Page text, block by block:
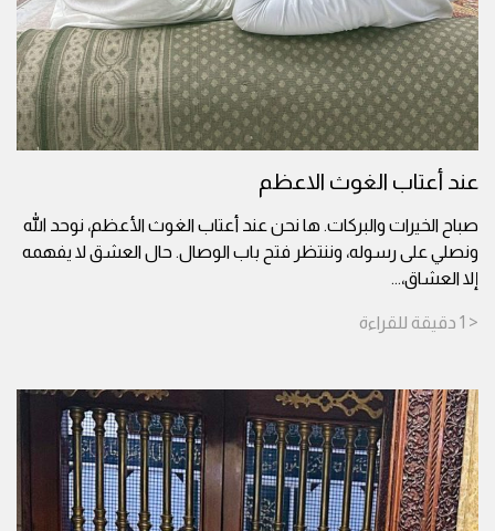
عند أعتاب الغوث الاعظم
صباح الخيرات والبركات. ها نحن عند أعتاب الغوث الأعظم، نوحد الله
ونصلي على رسوله، وننتظر فتح باب الوصال. حال العشق لا يفهمه
إلا العشاق،...
< 1 دقيقة للقراءة